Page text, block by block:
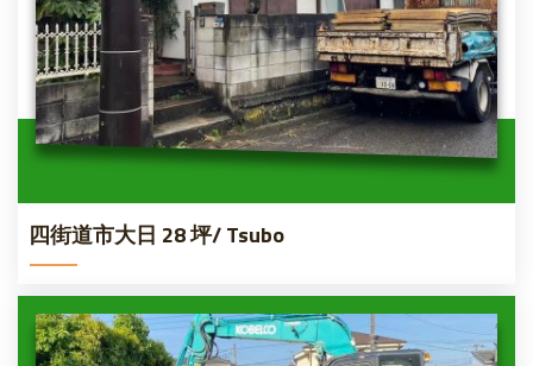
四街道市大日 28 坪/ Tsubo